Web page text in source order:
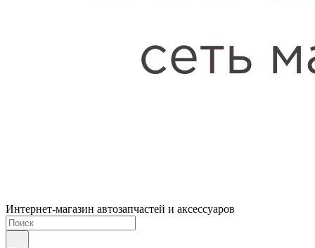
Интернет-магазин автозапчастей и аксессуаров